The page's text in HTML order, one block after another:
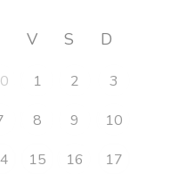
V S D
1 2
3
8 9
10
15 16
17